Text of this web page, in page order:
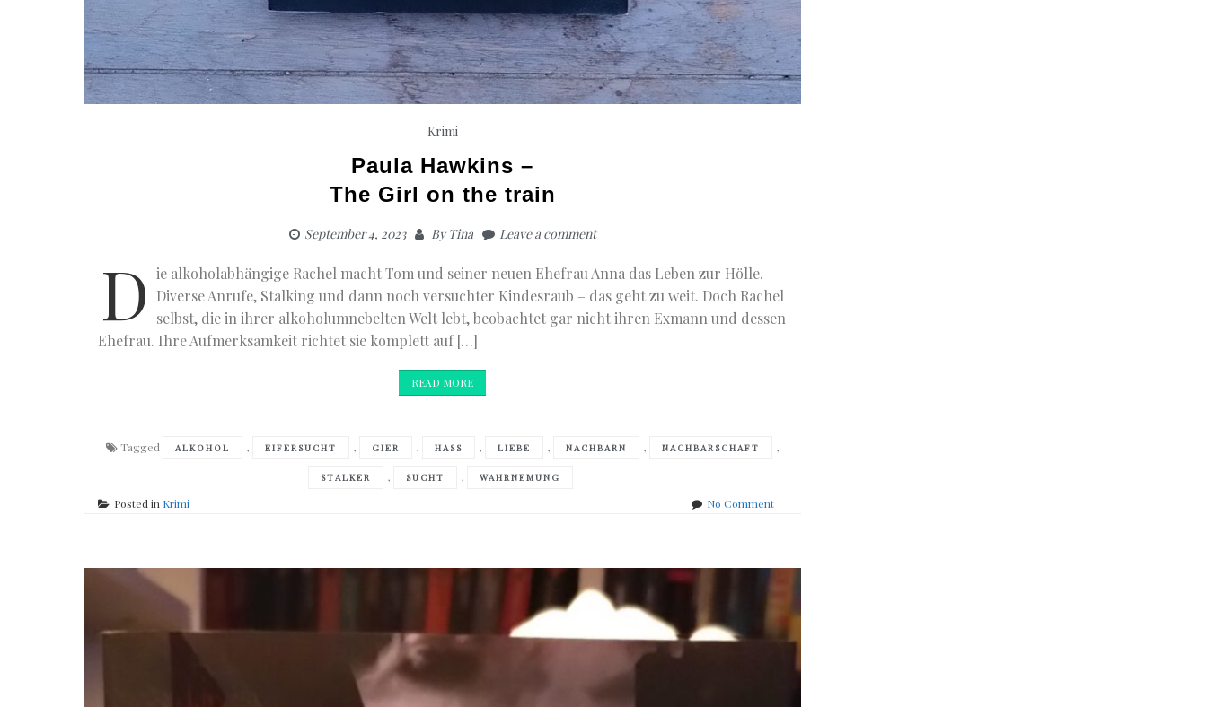
Krimi
Paula Hawkins –
The Girl on the train
September 4, 2023 ByTina Leave a comment
D ie alkoholabhängige Rachel macht Tom und seiner neuen Ehefrau Anna das Leben zur Hölle.
Diverse Anrufe, Stalking und dann noch versuchter Kindesraub – das geht zu weit. Doch Rachel
selbst, die in ihrer alkoholumnebelten Welt lebt, beobachtet gar nicht ihren Exmann und dessen
Ehefrau. Ihre Aufmerksamkeit richtet sie komplett auf […]
READ MORE
Tagged ALKOHOL , EIFERSUCHT , GIER , HASS , LIEBE , NACHBARN , NACHBARSCHAFT ,
STALKER , SUCHT , WAHRNEMUNG
Posted in Krimi No Commenton
The
train